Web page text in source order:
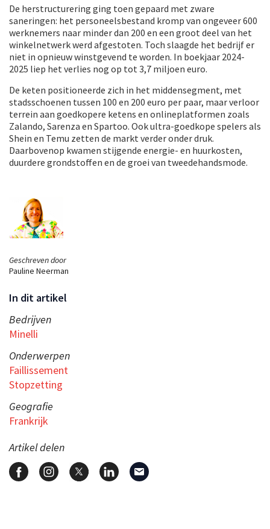
Geschreven door
Pauline Neerman
In dit artikel
Bedrijven
Minelli
Onderwerpen
Faillissement
Stopzetting
Geografie
Frankrijk
Artikel delen
De herstructurering ging toen gepaard met zware
saneringen: het personeelsbestand kromp van ongeveer 600
werknemers naar minder dan 200 en een groot deel van het
winkelnetwerk werd afgestoten. Toch slaagde het bedrijf er
niet in opnieuw winstgevend te worden. In boekjaar 2024-
2025 liep het verlies nog op tot 3,7 miljoen euro.
De keten positioneerde zich in het middensegment, met
stadsschoenen tussen 100 en 200 euro per paar, maar verloor
terrein aan goedkopere ketens en onlineplatformen zoals
Zalando, Sarenza en Spartoo. Ook ultra-goedkope spelers als
Shein en Temu zetten de markt verder onder druk.
Daarbovenop kwamen stijgende energie- en huurkosten,
duurdere grondstoffen en de groei van tweedehandsmode.